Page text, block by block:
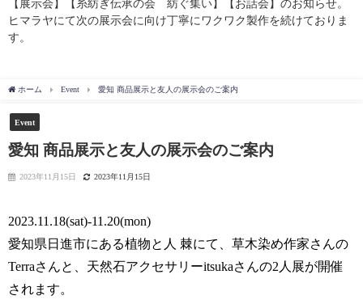
【展示会】【糸紡ぎ伝承の会 紡ぐ集い】【お話会】のお知らせ。
ヒマラヤにて次の展示会に向け丁寧にワクワク製作を続けておりま
す。
ホーム Event 愛知 商品展示と友人の展示会のご案内
Event
愛知 商品展示と友人の展示会のご案内
2023年11月15日 2023年11月15日
2023.11.18(sat)-11.20(mon)
愛知県日進市にある植物と人 棘にて、草木染め作家さんの
Terraさんと、天然石アクセサリーitsukaさんの2人展が開催
されます。